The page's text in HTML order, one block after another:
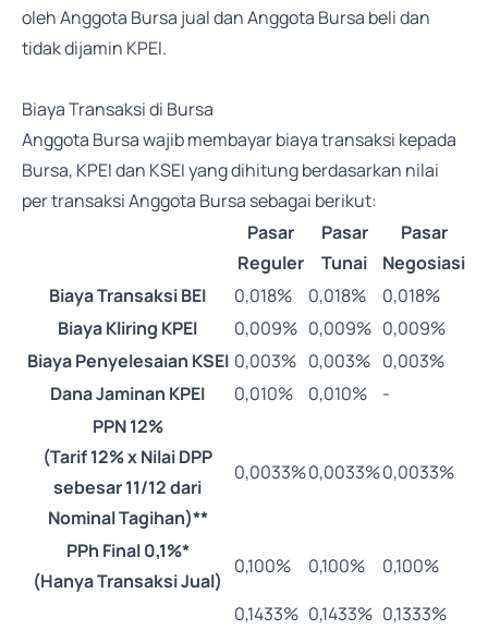
oleh Anggota Bursa jual dan Anggota Bursa beli dan
tidak dijamin KPEI.
Biaya Transaksi di Bursa
Anggota Bursa wajib membayar biaya transaksi kepada
Bursa, KPEI dan KSEI yang dihitung berdasarkan nilai
per transaksi Anggota Bursa sebagai berikut:
Pasar
Reguler
Pasar
Tunai
Pasar
Negosiasi
Biaya Transaksi BEI
0,018% 0,018%
0,018%
Biaya Kliring KPEI
0,009% 0,009% 0,009%
Biaya Penyelesaian KSEI 0,003% 0,003% 0,003%
Dana Jaminan KPEI
0,010% 0,010%
-
PPN 12%
(Tarif 12% x Nilai DPP
sebesar 11/12 dari
Nominal Tagihan)**
0,0033%0,0033%0,0033%
PPh Final 0,1%*
(Hanya Transaksi Jual)
0,100% 0,100% 0,100%
0,1433% 0,1433% 0,1333%